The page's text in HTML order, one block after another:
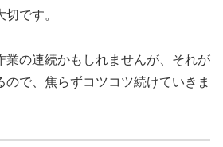
です。
業の連続かもしれませんが、それが
ので、焦らずコツコツ続けていきま